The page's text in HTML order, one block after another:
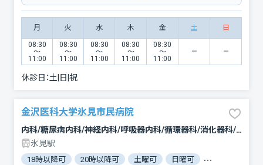
月 火 水 木 金 土 日
08:30
〜
11:00
08:30
〜
11:00
08:30
〜
11:00
08:30
〜
11:00
08:30
〜
11:00
休診日：土|日|祝
金沢医科大学氷見市民病院
内科/糖尿病内科/神経内科/呼吸器内科/循環器科/消化器科/腎臓内科・外科/外科/脳神経外科/呼吸器外科/心臓血管外科/整形外科/形成外科/小児科/産婦人科/眼科/耳鼻咽喉科/皮膚科/泌尿器科/精神科・神経科/歯科口腔外科/リハビリテーション/放射線科/臨床検査・病理診断/救急科/麻酔科
氷見駅
18時以降可 20時以降可 土曜可 日曜可 クレジットカ